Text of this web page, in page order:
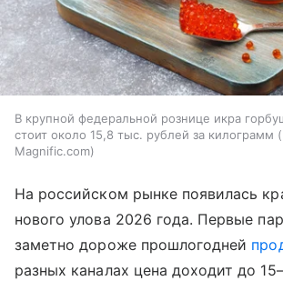
В крупной федеральной рознице икра
стоит около 15,8 тыс. рублей за килограмм
Magnific.com
На российском рынке появилась
нового улова 2026 года. Первые
заметно дороже прошлогодней
разных каналах цена доходит до